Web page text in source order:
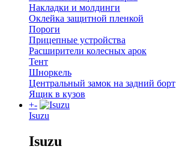
Накладки и молдинги
Оклейка защитной пленкой
Пороги
Прицепные устройства
Расширители колесных арок
Тент
Шноркель
Центральный замок на задний борт
Ящик в кузов
+-
Isuzu
Isuzu